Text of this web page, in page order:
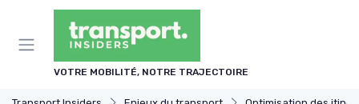
VOTRE MOBILITÉ, NOTRE TRAJECTOIRE
Panneau de gestion des cookies